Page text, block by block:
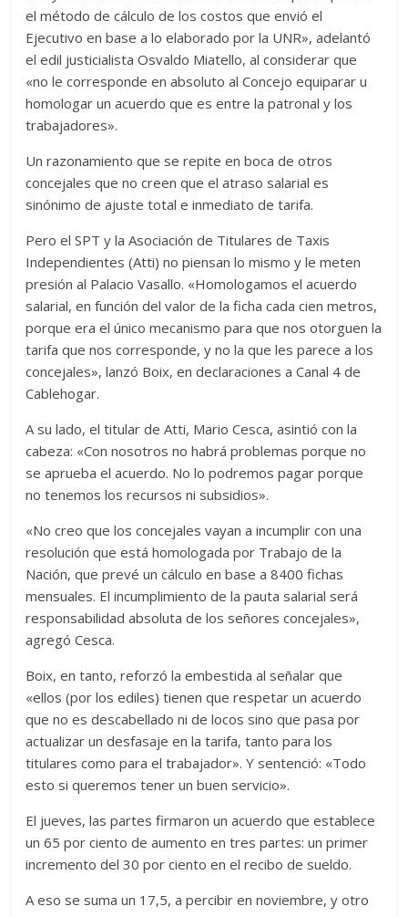
el método de cálculo de los costos que envió el
Ejecutivo en base a lo elaborado por la UNR», adelantó
el edil justicialista Osvaldo Miatello, al considerar que
«no le corresponde en absoluto al Concejo equiparar u
homologar un acuerdo que es entre la patronal y los
trabajadores».
Un razonamiento que se repite en boca de otros
concejales que no creen que el atraso salarial es
sinónimo de ajuste total e inmediato de tarifa.
Pero el SPT y la Asociación de Titulares de Taxis
Independientes (Atti) no piensan lo mismo y le meten
presión al Palacio Vasallo. «Homologamos el acuerdo
salarial, en función del valor de la ficha cada cien metros,
porque era el único mecanismo para que nos otorguen la
tarifa que nos corresponde, y no la que les parece a los
concejales», lanzó Boix, en declaraciones a Canal 4 de
Cablehogar.
A su lado, el titular de Atti, Mario Cesca, asintió con la
cabeza: «Con nosotros no habrá problemas porque no
se aprueba el acuerdo. No lo podremos pagar porque
no tenemos los recursos ni subsidios».
«No creo que los concejales vayan a incumplir con una
resolución que está homologada por Trabajo de la
Nación, que prevé un cálculo en base a 8400 fichas
mensuales. El incumplimiento de la pauta salarial será
responsabilidad absoluta de los señores concejales»,
agregó Cesca.
Boix, en tanto, reforzó la embestida al señalar que
«ellos (por los ediles) tienen que respetar un acuerdo
que no es descabellado ni de locos sino que pasa por
actualizar un desfasaje en la tarifa, tanto para los
titulares como para el trabajador». Y sentenció: «Todo
esto si queremos tener un buen servicio».
El jueves, las partes firmaron un acuerdo que establece
un 65 por ciento de aumento en tres partes: un primer
incremento del 30 por ciento en el recibo de sueldo.
A eso se suma un 17,5, a percibir en noviembre, y otro